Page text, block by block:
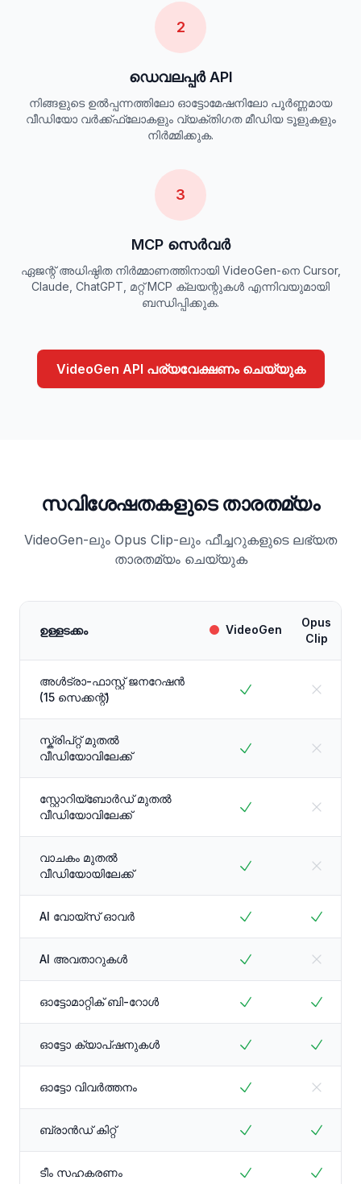
2
ഡെവലപ്പർ API
നിങ്ങളുടെ ഉൽപ്പന്നത്തിലോ ഓട്ടോമേഷനിലോ പൂർണ്ണമായ
വീഡിയോ വർക്ക്ഫ്ലോകളും വ്യക്തിഗത മീഡിയ ടൂളുകളും
നിർമ്മിക്കുക.
3
MCP സെർവർ
ഏജന്റ് അധിഷ്ഠിത നിർമ്മാണത്തിനായി VideoGen-നെ Cursor,
Claude, ChatGPT, മറ്റ് MCP ക്ലയന്റുകൾ എന്നിവയുമായി
ബന്ധിപ്പിക്കുക.
VideoGen API പര്യവേക്ഷണം ചെയ്യുക
സവിശേഷതകളുടെ താരതമ്യം
VideoGen-ലും Opus Clip-ലും ഫീച്ചറുകളുടെ ലഭ്യത
താരതമ്യം ചെയ്യുക
ഉള്ളടക്കം VideoGen
Opus
Clip
അൾട്രാ-ഫാസ്റ്റ് ജനറേഷൻ
(15 സെക്കന്റ്)
സ്ക്രിപ്റ്റ് മുതൽ
വീഡിയോവിലേക്ക്
സ്റ്റോറിയ്ബോർഡ് മുതൽ
വീഡിയോവിലേക്ക്
വാചകം മുതൽ
വീഡിയോയിലേക്ക്
AI വോയ്സ് ഓവർ
AI അവതാറുകൾ
ഓട്ടോമാറ്റിക് ബി-റോൾ
ഓട്ടോ ക്യാപ്ഷനുകൾ
ഓട്ടോ വിവർത്തനം
ബ്രാൻഡ് കിറ്റ്
ടീം സഹകരണം